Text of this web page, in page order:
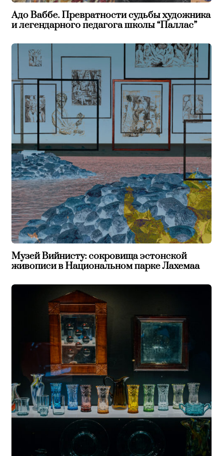
Адо Ваббе. Превратности судьбы художника
и легендарного педагога школы “Паллас”
Музей Вийнисту: сокровища эстонской
живописи в Национальном парке Лахемаа